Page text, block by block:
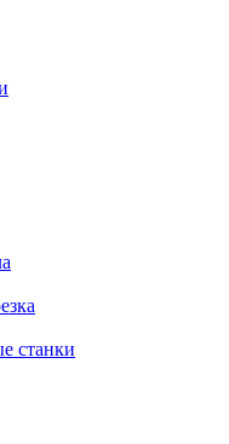
станки